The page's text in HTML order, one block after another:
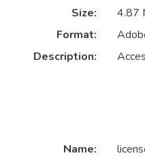
Size:
4.87
Format:
Description:
Name: